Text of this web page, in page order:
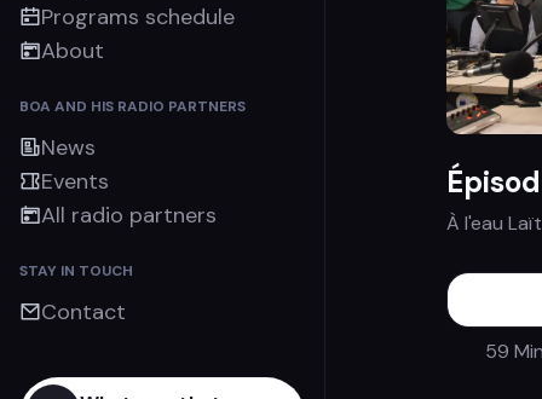
Programs schedule
About
BOA AND HIS RADIO PARTNERS
News
Events
All radio partners
STAY IN TOUCH
Contact
À l'eau
59